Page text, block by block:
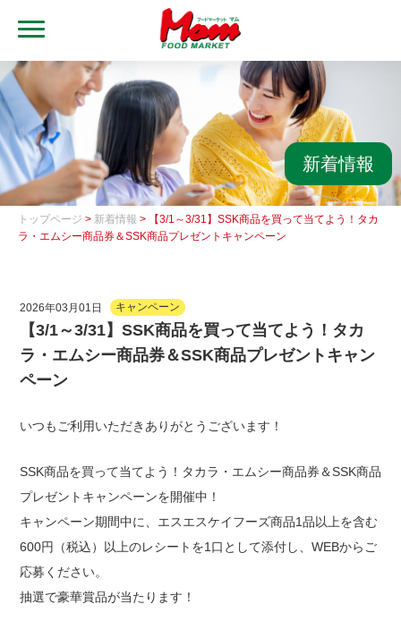
トップ
ブランド・店舗
マムアプリ
マムEdy
ネットスーパー
グループ一覧
採用情報
出店用地募集
新着情報
トップページ > 新着情報 > 【3/1～3/31】SSK商品を買って当てよう！タカ
ラ・エムシー商品券＆SSK商品プレゼントキャンペーン
2026年03月01日 キャンペーン
【3/1～3/31】SSK商品を買って当てよう！タカ
ラ・エムシー商品券＆SSK商品プレゼントキャン
ペーン
いつもご利用いただきありがとうございます！
SSK商品を買って当てよう！タカラ・エムシー商品券＆SSK商品
プレゼントキャンペーンを開催中！
キャンペーン期間中に、エスエスケイフーズ商品1品以上を含む
600円（税込）以上のレシートを1口として添付し、WEBからご
応募ください。
抽選で豪華賞品が当たります！